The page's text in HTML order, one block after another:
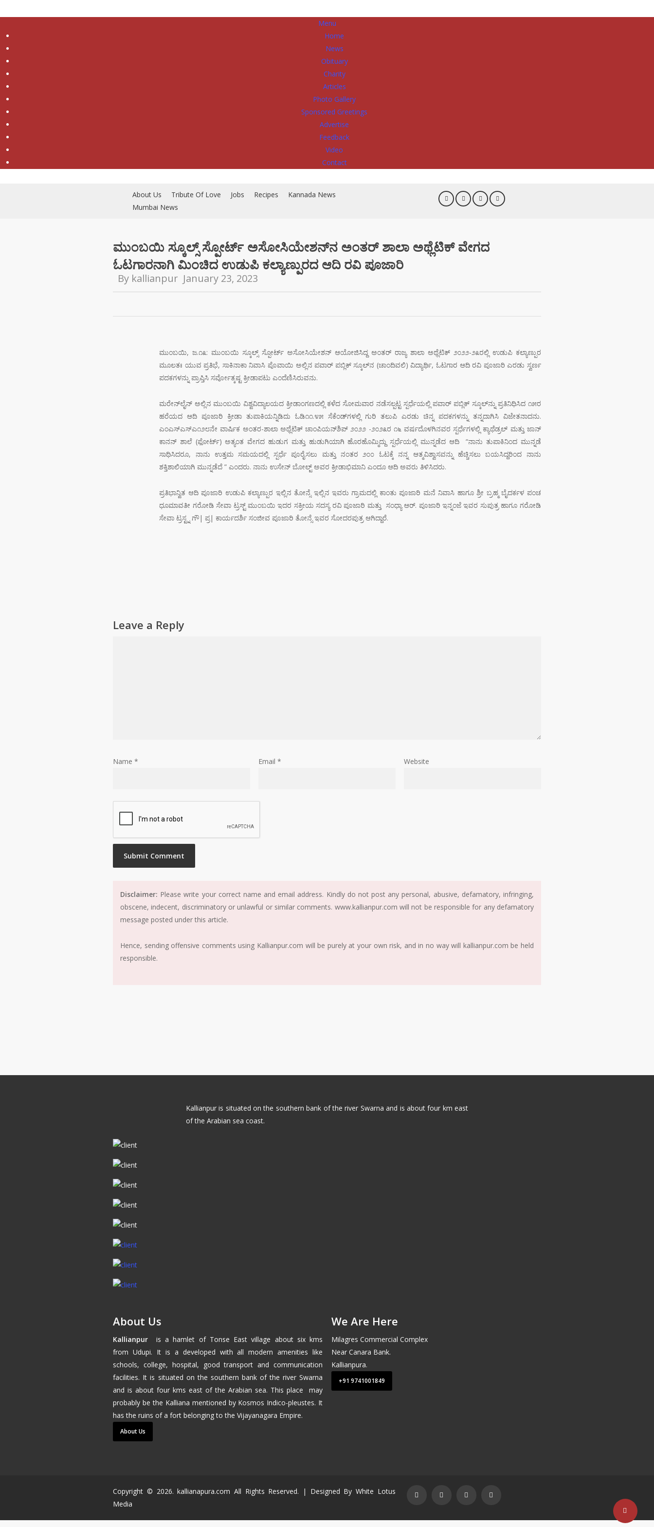
to
Menu
Home
News
Obituary
Charity
Articles
Photo Gallery
Sponsored Greetings
Advertise
Feedback
Video
Contact
About Us Tribute Of Love Jobs Recipes
Kannada News
Mumbai News
ಮುಂಬಯಿ ಸ್ಕೂಲ್ಸ್ ಸ್ಪೋರ್ಟ್ ಅಸೋಸಿಯೇಶನ್‌ನ ಅಂತರ್ ಶಾಲಾ ಅಥ್ಲೆಟಿಕ್ ವೇಗದ
ಓಟಗಾರನಾಗಿ ಮಿಂಚಿದ ಉಡುಪಿ ಕಲ್ಯಾಣ್ಪುರದ ಆದಿ ರವಿ ಪೂಜಾರಿ
By kallianpur January 23, 2023
ಮುಂಬಯಿ, ಜ.೧೩: ಮುಂಬಯಿ ಸ್ಕೂಲ್ಸ್ ಸ್ಪೋರ್ಟ್ ಅಸೋಸಿಯೇಶನ್ ಆಯೋಜಿಸಿದ್ದ ಅಂತರ್ ರಾಜ್ಯ ಶಾಲಾ ಅಥ್ಲೆಟಿಕ್ ೨೦೨೨-೨೩ರಲ್ಲಿ ಉಡುಪಿ ಕಲ್ಯಾಣ್ಪುರ
ಮೂಲತಃ ಯುವ ಪ್ರತಿಭೆ, ಸಾಕಿನಾಕಾ ನಿವಾಸಿ ಪೊವಾಯಿ ಅಲ್ಲಿನ ಪವಾರ್ ಪಬ್ಲಿಕ್ ಸ್ಕೂಲ್‌ನ (ಚಾಂದಿವಲಿ) ವಿದ್ಯಾರ್ಥಿ, ಓಟಗಾರ ಆದಿ ರವಿ ಪೂಜಾರಿ ಎರಡು ಸ್ವರ್ಣ
ಪದಕಗಳನ್ನು ಪ್ರಾಪ್ತಿಸಿ ಸರ್ವೋತ್ಕಷ್ಟ ಕ್ರೀಡಾಪಟು ಎಂದೆಣಿಸಿರುವನು.
ಮರೇನ್‌ಲೈನ್ ಅಲ್ಲಿನ ಮುಂಬಯಿ ವಿಶ್ವವಿದ್ಯಾಲಯದ ಕ್ರೀಡಾಂಗಣದಲ್ಲಿ ಕಳೆದ ಸೋಮವಾರ ನಡೆಸಲ್ಪಟ್ಟ ಸ್ಪರ್ಧೆಯಲ್ಲಿ ಪವಾರ್ ಪಬ್ಲಿಕ್ ಸ್ಕೂಲ್‌ನ್ನು ಪ್ರತಿನಿಧಿಸಿದ ೧೫ರ
ಹರೆಯದ ಆದಿ ಪೂಜಾರಿ ಕ್ರೀಡಾ ತುಪಾಕಿಯನ್ನಿಡಿದು ಓಡಿ೧೧.೪೫ ಸೆಕೆಂಡ್‌ಗಳಲ್ಲಿ ಗುರಿ ತಲುಪಿ ಎರಡು ಚಿನ್ನ ಪದಕಗಳನ್ನು ತನ್ನದಾಗಿಸಿ ವಿಜೇತನಾದನು.
ಎಂಎಸ್‌ಎಸ್‌ಎ೧೨೮ನೇ ವಾರ್ಷಿಕ ಅಂತರ-ಶಾಲಾ ಅಥ್ಲೆಟಿಕ್ ಚಾಂಪಿಯನ್‌ಶಿಪ್ ೨೦೨೨ -೨೦೨೩ರ ೧೬ ವರ್ಷದೊಳಗಿನವರ ಸ್ಪರ್ಧೆಗಳಲ್ಲಿ ಕ್ಯಾಥೆಡ್ರಲ್ ಮತ್ತು ಜಾನ್
ಕಾನನ್ ಶಾಲೆ (ಫೋರ್ಟ್) ಅತ್ಯಂತ ವೇಗದ ಹುಡುಗ ಮತ್ತು ಹುಡುಗಿಯಾಗಿ ಹೊರಹೊಮ್ಮಿದ್ದು ಸ್ಪರ್ಧೆಯಲ್ಲಿ ಮುನ್ನಡೆದ ಆದಿ “ನಾನು ತುಪಾಕಿನಿಂದ ಮುನ್ನಡೆ
ಸಾಧಿಸಿದರೂ, ನಾನು ಉತ್ತಮ ಸಮಯದಲ್ಲಿ ಸ್ಪರ್ಧೆ ಪೂರೈಸಲು ಮತ್ತು ನಂತರ ೨೦೦ ಓಟಕ್ಕೆ ನನ್ನ ಆತ್ಮವಿಶ್ವಾಸವನ್ನು ಹೆಚ್ಚಿಸಲು ಬಯಸಿದ್ದರಿಂದ ನಾನು
ಶಕ್ತಿಶಾಲಿಯಾಗಿ ಮುನ್ನಡೆದೆ ” ಎಂದರು. ನಾನು ಉಸೇನ್ ಬೋಲ್ಟ್ ಅವರ ಕ್ರೀಡಾಭಿಮಾನಿ ಎಂದೂ ಆದಿ ಅವರು ತಿಳಿಸಿದರು.
ಪ್ರತಿಭಾನ್ವಿತ ಆದಿ ಪೂಜಾರಿ ಉಡುಪಿ ಕಲ್ಯಾಣ್ಪುರ ಇಲ್ಲಿನ ತೋನ್ಸೆ ಇಲ್ಲಿನ ಇವರು ಗ್ರಾಮದಲ್ಲಿ ಕಾಂತು ಪೂಜಾರಿ ಮನೆ ನಿವಾಸಿ ಹಾಗೂ ಶ್ರೀ ಬ್ರಹ್ಮ ಬೈದರ್ಕಳ ಪಂಚ
ಧೂಮಾವತೀ ಗರೋಡಿ ಸೇವಾ ಟ್ರಸ್ಟ್ ಮುಂಬಯಿ ಇದರ ಸಕ್ರೀಯ ಸದಸ್ಯ ರವಿ ಪೂಜಾರಿ ಮತ್ತು ಸಂಧ್ಯಾ ಆರ್. ಪೂಜಾರಿ ಇನ್ನಂಜೆ ಇವರ ಸುಪುತ್ರ ಹಾಗೂ ಗರೋಡಿ
ಸೇವಾ ಟ್ರಸ್ಟ್ನ ಗೌ| ಪ್ರ| ಕಾರ್ಯದರ್ಶಿ ಸಂಜೀವ ಪೂಜಾರಿ ತೋನ್ಸೆ ಇವರ ಸೋದರಪುತ್ರ ಆಗಿದ್ದಾರೆ.
Leave a Reply
Name * Email* Website
Disclaimer: Please write your correct name and email address. Kindly do not post any personal, abusive, defamatory, infringing,
obscene, indecent, discriminatory or unlawful or similar comments. www.kallianpur.com will not be responsible for any defamatory
message posted under this article.
Hence, sending offensive comments using Kallianpur.com will be purely at your own risk, and in no way will kallianpur.com be held
responsible.
Kallianpur is situated on the southern bank of the river Swarna and is about four km east
of the Arabian sea coast.
About Us
Kallianpur is a hamlet of Tonse East village about six kms
fromUdupi. It is a developed with all modern amenities like
schools, college, hospital, good transport and communication
facilities. It is situated on the southern bank of the river Swarna
and is about four kms east of theArabian sea. This place may
probably be the Kalliana mentioned by Kosmos Indico-pleustes. It
has the ruins of a fort belonging to theVijayanagara Empire.
About Us
We Are Here
Milagres Commercial Complex
Near Canara Bank.
Kallianpura.
+91 9741001849
Copyright © 2026. kallianapura.com All Rights Reserved. | Designed By White Lotus
Media